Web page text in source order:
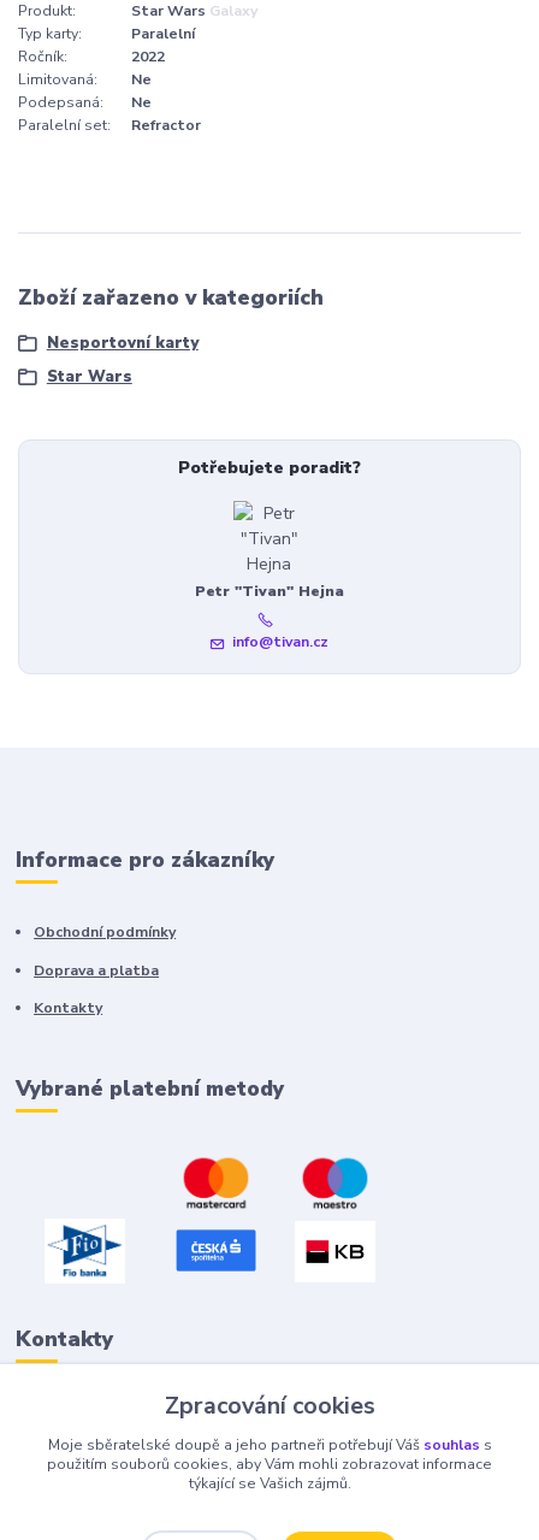
Produkt:
Star Wars Galaxy
Typ karty:
Paralelní
Ročník:
2022
Limitovaná:
Ne
Podepsaná:
Ne
Paralelní set:
Refractor
Zboží zařazeno v kategoriích
Nesportovní karty
Star Wars
Potřebujete poradit?
Petr "Tivan" Hejna
info@tivan.cz
Informace pro zákazníky
Obchodní podmínky
Doprava a platba
Kontakty
Vybrané platební metody
Kontakty
info@tivan.cz
Zpracování cookies
Moje sběratelské doupě a jeho partneři potřebují Váš souhlas s
použitím souborů cookies, aby Vám mohli zobrazovat informace
týkající se Vašich zájmů.